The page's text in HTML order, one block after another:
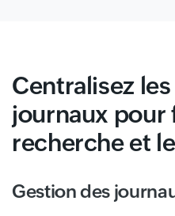
Centralisez
journaux pour
recherche et
Gestion des